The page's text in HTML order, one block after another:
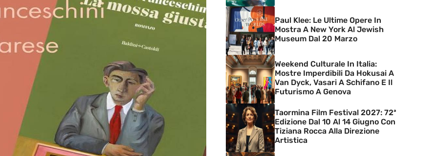
Paul Klee: Le Ultime Opere In
Mostra A New York Al Jewish
Museum Dal 20 Marzo
Weekend Culturale In Italia:
Mostre Imperdibili Da Hokusai A
Van Dyck, Vasari A Schifano E Il
Futurismo A Genova
Taormina Film Festival 2027: 72ª
Edizione Dal 10 Al 14 Giugno Con
Tiziana Rocca Alla Direzione
Artistica